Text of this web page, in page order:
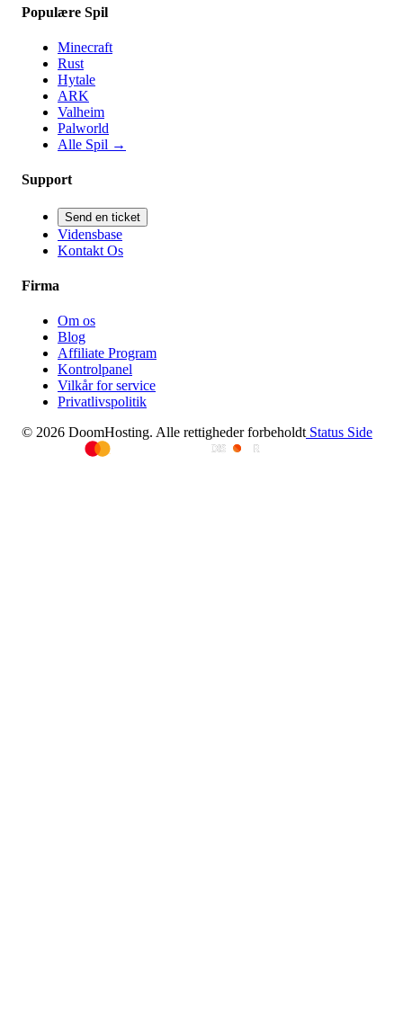
Populære Spil
Minecraft
Rust
Hytale
ARK
Valheim
Palworld
Alle Spil →
Support
Send en ticket
Vidensbase
Kontakt Os
Firma
Om os
Blog
Affiliate Program
Kontrolpanel
Vilkår for service
Privatlivspolitik
© 2026 DoomHosting. Alle rettigheder forbeholdt Status Side